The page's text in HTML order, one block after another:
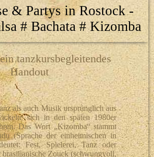
& Partys in Rostock -
# Bachata # Kizomba
tanzkursbegleitendes
Handout
als auch Musik ursprünglich aus
sich in den späten 1980er
Das Wort „Kizomba“ stammt
(Sprache der einheimischen in
Fest, Spielerei, Tanz oder
Zouck (schwungvoll,